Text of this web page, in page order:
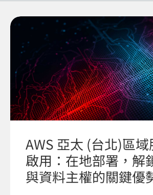
AWS 亞太 (台北)區
啟用：在地部署，解
與資料主權的關鍵優